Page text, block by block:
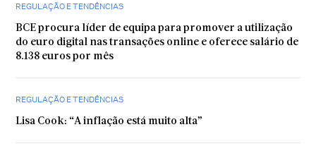
REGULAÇÃO E TENDÊNCIAS
BCE procura líder de equipa para promover a utilização
do euro digital nas transações online e oferece salário de
8.138 euros por mês
REGULAÇÃO E TENDÊNCIAS
Lisa Cook: “A inflação está muito alta”